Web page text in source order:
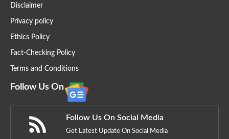
Disclaimer
Privacy policy
Ethics Policy
Fact-Checking Policy
Terms and Conditions
Follow Us On
Follow Us On Social Media
Get Latest Update On Social Media